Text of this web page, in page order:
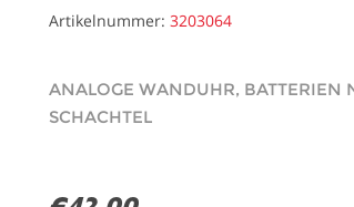
Artikelnummer: 3203064
ANALOGE WANDUHR, BATTERIEN
SCHACHTEL